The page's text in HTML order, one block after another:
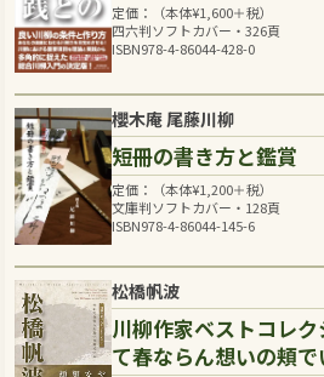
定価：（本体¥1,600＋税）
四六判ソフトカバー・326頁
ISBN978-4-86044-428-0
櫻木庵 尾藤川柳
短冊の書き方と鑑賞
定価：（本体¥1,200＋税）
文庫判ソフトカバー・128頁
ISBN978-4-86044-145-6
松橋帆波
川柳作家ベストコレ
て春ならん想いの頬で